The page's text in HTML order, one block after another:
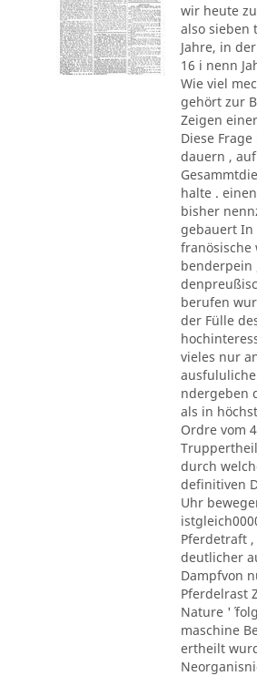
wir heute
also sieben
Jahre, in
16 i nenn
Wie viel
gehört zur
Zeigen
Diese
dauern ,
halte .
bisher
gebauert In
franösische
benderpein
berufen
der Fülle
vieles nur
ndergeben
als in
Ordre vom
durch
definitiven
Uhr
Pferdetraft
deutlicher
Dampfvon
Pferdelrast
Nature '´
maschine
ertheilt